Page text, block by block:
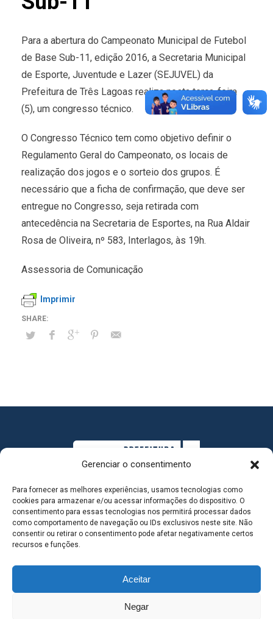
Gerenciar o consentimento
Para fornecer as melhores experiências, usamos tecnologias como
cookies para armazenar e/ou acessar informações do dispositivo. O
consentimento para essas tecnologias nos permitirá processar dados
como comportamento de navegação ou IDs exclusivos neste site. Não
consentir ou retirar o consentimento pode afetar negativamente certos
recursos e funções.
Aceitar
Negar
Para a abertura do Campeonato Municipal de Futebol
de Base Sub-11, edição 2016, a Secretaria Municipal
de Esporte, Juventude e Lazer (SEJUVEL) da
Prefeitura de Três Lagoas realiza nesta terça-feira
(5), um congresso técnico.
O Congresso Técnico tem como objetivo definir o
Regulamento Geral do Campeonato, os locais de
realização dos jogos e o sorteio dos grupos. É
necessário que a ficha de confirmação, que deve ser
entregue no Congresso, seja retirada com
antecedência na Secretaria de Esportes, na Rua Aldair
Rosa de Oliveira, nº 583, Interlagos, às 19h.
Assessoria de Comunicação
Imprimir
MAPA DO SITE
SEDE DO ADMINISTRATIVO MUNICIPAL - Avenida